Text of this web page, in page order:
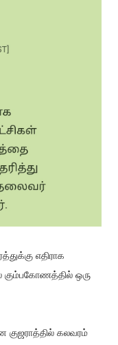
எதிராக
ஒரு
குஜராத்தில் கலவரம்